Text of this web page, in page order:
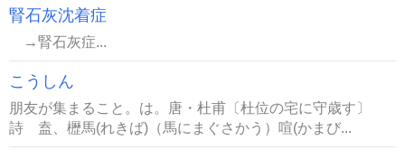
腎石灰沈着症
→腎石灰症...
こうしん
朋友が集まること。は。唐・杜甫〔杜位の宅に守歳す〕
詩 盍、櫪馬(れきば)（馬にまぐさかう）喧(かまび...